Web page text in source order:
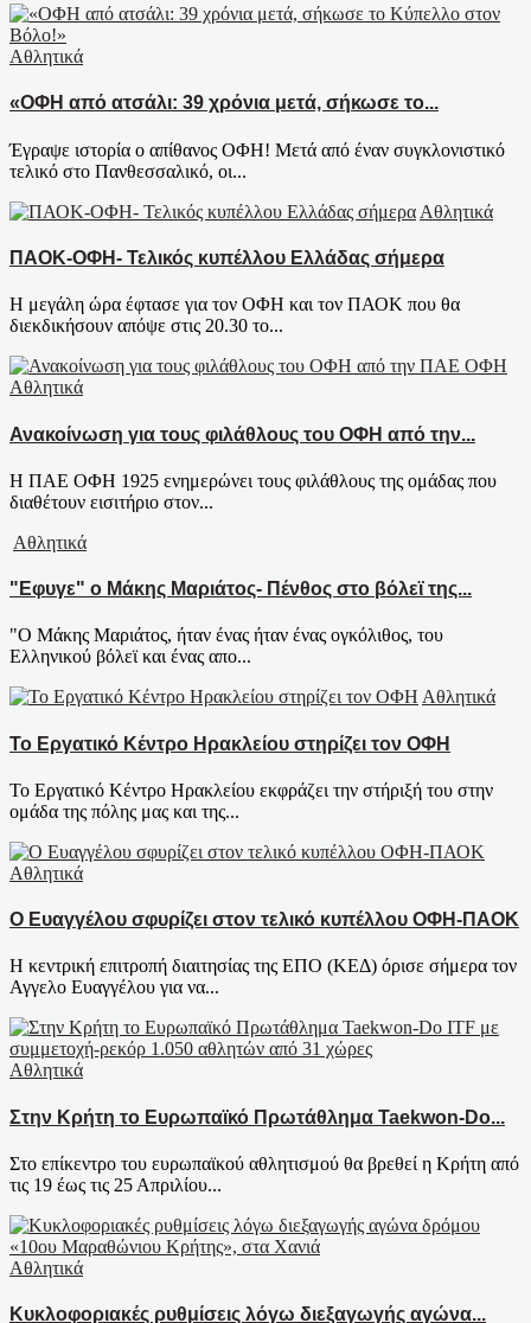
Αθλητικά
«ΟΦΗ από ατσάλι: 39 χρόνια μετά, σήκωσε το...
Έγραψε ιστορία ο απίθανος ΟΦΗ! Μετά από έναν συγκλονιστικό
τελικό στο Πανθεσσαλικό, οι...
Αθλητικά
ΠΑΟΚ-ΟΦΗ- Τελικός κυπέλλου Ελλάδας σήμερα
Η μεγάλη ώρα έφτασε για τον ΟΦΗ και τον ΠΑΟΚ που θα
διεκδικήσουν απόψε στις 20.30 το...
Αθλητικά
Ανακοίνωση για τους φιλάθλους του ΟΦΗ από την...
Η ΠΑΕ ΟΦΗ 1925 ενημερώνει τους φιλάθλους της ομάδας που
διαθέτουν εισιτήριο στον...
Αθλητικά
"Εφυγε" ο Μάκης Μαριάτος- Πένθος στο βόλεϊ της...
"O Mάκης Μαριάτος, ήταν ένας ήταν ένας ογκόλιθος, του
Ελληνικού βόλεϊ και ένας απο...
Αθλητικά
Το Εργατικό Κέντρο Ηρακλείου στηρίζει τον ΟΦΗ
Το Εργατικό Κέντρο Ηρακλείου εκφράζει την στήριξή του στην
ομάδα της πόλης μας και της...
Αθλητικά
Ο Ευαγγέλου σφυρίζει στον τελικό κυπέλλου ΟΦΗ-ΠΑΟΚ
Η κεντρική επιτροπή διαιτησίας της ΕΠΟ (ΚΕΔ) όρισε σήμερα τον
Αγγελο Ευαγγέλου για να...
Αθλητικά
Στην Κρήτη το Ευρωπαϊκό Πρωτάθλημα Taekwon-Do...
Στο επίκεντρο του ευρωπαϊκού αθλητισμού θα βρεθεί η Κρήτη από
τις 19 έως τις 25 Απριλίου...
Αθλητικά
Κυκλοφοριακές ρυθμίσεις λόγω διεξαγωγής αγώνα...